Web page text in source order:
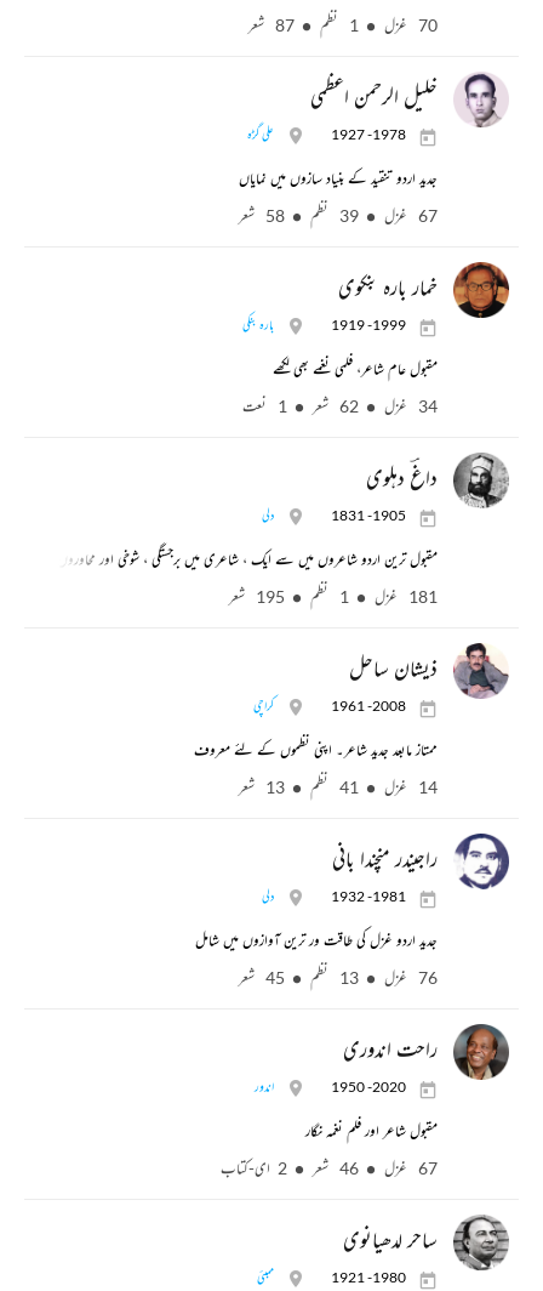
70 غزل
1 نظم 87 شعر
خلیل الرحمن اعظمی
1927 -1978 علی گڑہ
جدید اردو تنقید کے بنیاد سازوں میں نمایاں
67 غزل
39 نظم 58 شعر
خمار بارہ بنکوی
1919 -1999 بارہ بنکی
مقبول عام شاعر، فلمی نغمے بھی لکھے
34 غزل
62 شعر 1 نعت
داغؔ دہلوی
1831 -1905 دلی
مقبول ترین اردو شاعروں میں سے ایک ، شاعری میں برجستگی ، شوخی اور محاوروں کے
181 غزل
1 نظم 195 شعر
ذیشان ساحل
1961 -2008 کراچی
ممتاز مابعد جدید شاعر۔ اپنی نظموں کے لئے معروف
14 غزل
41 نظم 13 شعر
راجیندر منچندا بانی
1932 -1981 دلی
جدید اردو غزل کی طاقت ور ترین آوازوں میں شامل
76 غزل
13 نظم 45 شعر
راحت اندوری
1950 -2020 اندور
مقبول شاعر اور فلم نغمہ نگار
67 غزل
46 شعر 2 ای-کتاب
ساحر لدھیانوی
1921 -1980 ممبئی